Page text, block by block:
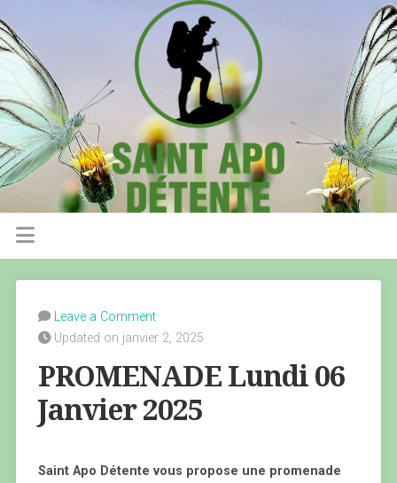
Leave a Comment
Updated on janvier 2, 2025
PROMENADE Lundi 06
Janvier 2025
Saint Apo Détente vous propose une promenade